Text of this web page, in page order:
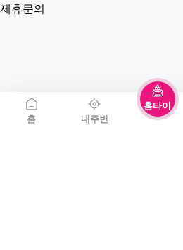
홈 내주변
홈타이
제휴문의